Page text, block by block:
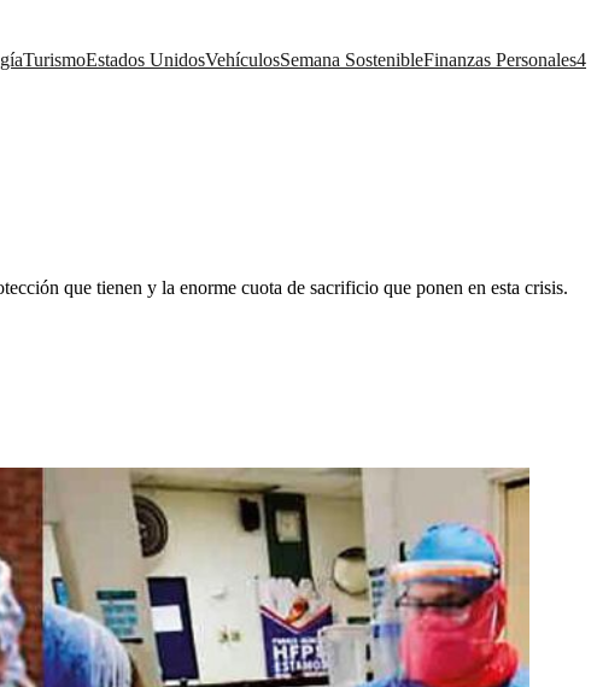
TurismoEstados UnidosVehículosSemana SostenibleFinanzas Personales4
que tienen y la enorme cuota de sacrificio que ponen en esta crisis.